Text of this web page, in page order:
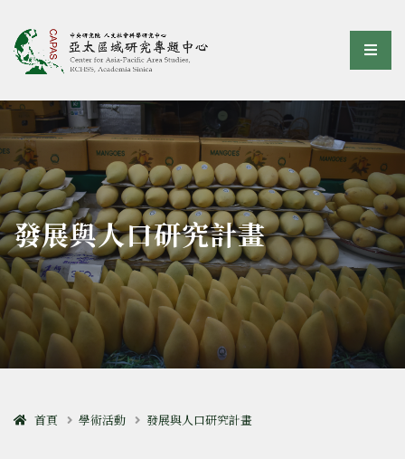
亞太區域研究專題中心選
:::
發展與人口研究計畫
首頁 學術活動 發展與人口研究計畫